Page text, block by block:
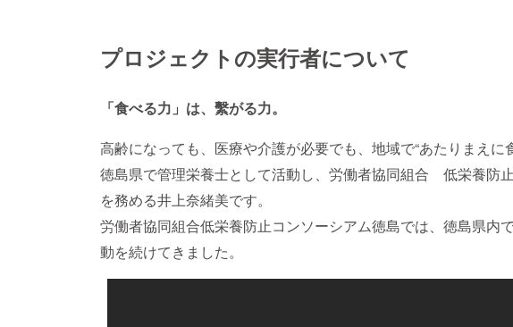
プロジェクトの実行者について
「食べる力」は、繫がる力。
高齢になっても、医療や介護が必要でも、地域で“あたりまえに
徳島県で管理栄養士として活動し、労働者協同組合 低栄養防
を務める井上奈緒美です。
労働者協同組合低栄養防止コンソーシアム徳島では、徳島県内
動を続けてきました。